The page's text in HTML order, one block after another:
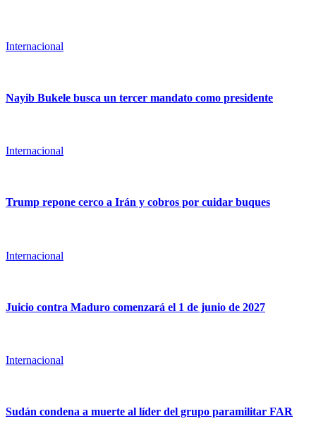
Internacional
Nayib Bukele busca un tercer mandato como presidente
Internacional
Trump repone cerco a Irán y cobros por cuidar buques
Internacional
Juicio contra Maduro comenzará el 1 de junio de 2027
Internacional
Sudán condena a muerte al líder del grupo paramilitar FAR